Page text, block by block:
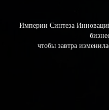
Империи Синтеза
чтобы завтра